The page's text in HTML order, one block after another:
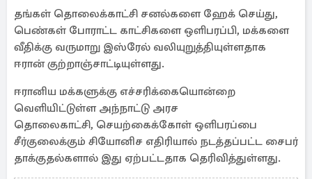
தங்கள் தொலைக்காட்சி சனல்களை ஹேக் செய்து,
பெண்கள் போராட்ட காட்சிகளை ஒளிபரப்பி, மக்களை
வீதிக்கு வருமாறு இஸ்ரேல் வலியுறுத்தியுள்ளதாக
ஈரான் குற்றாஞ்சாட்டியுள்ளது.
ஈரானிய மக்களுக்கு எச்சரிக்கையொன்றை
வெளியிட்டுள்ள அந்நாட்டு அரச
தொலைகாட்சி, செயற்கைக்கோள் ஒளிபரப்பை
சீர்குலைக்கும் சியோனிச எதிரியால் நடத்தப்பட்ட சைபர்
தாக்குதல்களால் இது ஏற்பட்டதாக தெரிவித்துள்ளது.